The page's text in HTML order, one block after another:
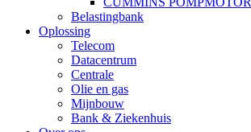
Belastingbank
Oplossing
Telecom
Datacentrum
Centrale
Olie en gas
Mijnbouw
Bank & Ziekenhuis